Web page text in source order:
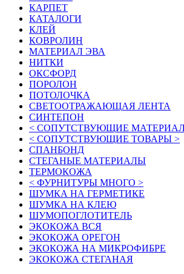
КАРПЕТ
КАТАЛОГИ
КЛЕЙ
КОВРОЛИН
МАТЕРИАЛ ЭВА
НИТКИ
ОКСФОРД
ПОРОЛОН
ПОТОЛОЧКА
СВЕТООТРАЖАЮЩАЯ ЛЕНТА
СИНТЕПОН
< СОПУТСТВУЮЩИЕ
< СОПУТСТВУЮЩИЕ ТОВАРЫ >
СПАНБОНД
СТЕГАНЫЕ МАТЕРИАЛЫ
ТЕРМОКОЖА
< ФУРНИТУРЫ МНОГО >
ШУМКА НА ГЕРМЕТИКЕ
ШУМКА НА КЛЕЮ
ШУМОПОГЛОТИТЕЛЬ
ЭКОКОЖА ВСЯ
ЭКОКОЖА ОРЕГОН
ЭКОКОЖА НА МИКРОФИБРЕ
ЭКОКОЖА СТЕГАНАЯ